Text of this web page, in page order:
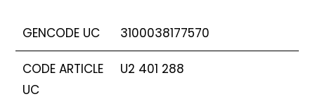
GENCODE UC 3100038177570
CODE ARTICLE
UC
U2 401 288